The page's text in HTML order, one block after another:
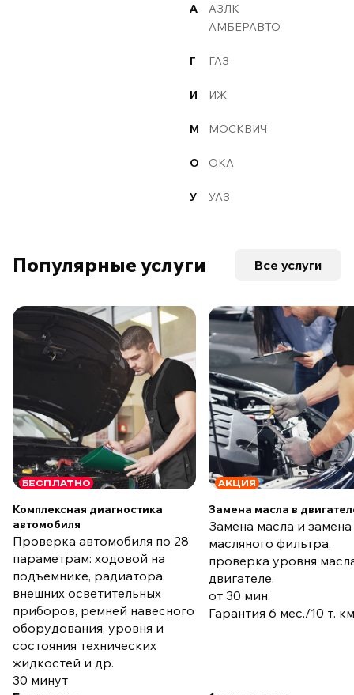
А
АЗЛК
АМБЕРАВТО
Г ГАЗ
И ИЖ
М МОСКВИЧ
О ОКА
У УАЗ
Популярные услуги Все услуги
БЕСПЛАТНО
Комплексная диагностика
автомобиля
Проверка автомобиля по 28
параметрам: ходовой на
подъемнике, радиатора,
внешних осветительных
приборов, ремней навесного
оборудования, уровня и
состояния технических
жидкостей и др.
30 минут
АКЦИЯ
Замена масла в
Замена масла и замена
масляного фильтра,
проверка уровня
двигателе.
от 30 мин.
Гарантия 6 мес./10 т.